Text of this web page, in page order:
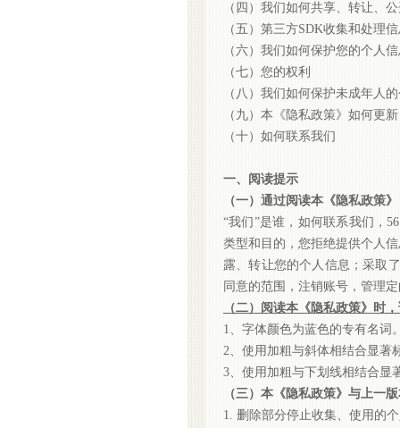
（四）我们如何共享、转让、
（五）第三方SDK收集和处理
（六）我们如何保护您的个人
（七）您的权利
（八）我们如何保护未成年人
（九）本《隐私政策》如何更新
（十）如何联系我们
一、阅读提示
（一）通过阅读本《隐私政策
“我们”是谁，如何联系我们，
类型和目的，您拒绝提供个人
露、转让您的个人信息；采取
同意的范围，注销账号，管理
（二）阅读本《隐私政策》时
1、字体颜色为蓝色的专有名词
2、使用加粗与斜体相结合显著
3、使用加粗与下划线相结合显
（三）本《隐私政策》与上一
1. 删除部分停止收集、使用的